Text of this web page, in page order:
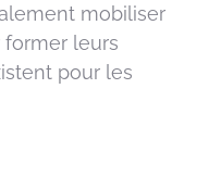
mobiliser
leurs
pour les